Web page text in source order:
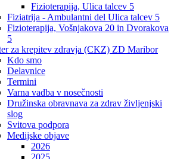
Fizioterapija, Ulica talcev 5
Fiziatrija - Ambulantni del Ulica talcev 5
Fizioterapija, Vošnjakova 20 in Dvorakova
5
za krepitev zdravja (CKZ) ZD Maribor
Kdo smo
Delavnice
Termini
Varna vadba v nosečnosti
Družinska obravnava za zdrav življenjski
slog
Svitova podpora
Medijske objave
2026
2025